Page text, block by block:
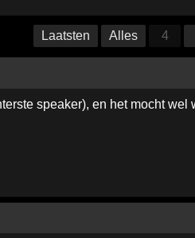
Laatsten Alles 4
speaker), en het mocht